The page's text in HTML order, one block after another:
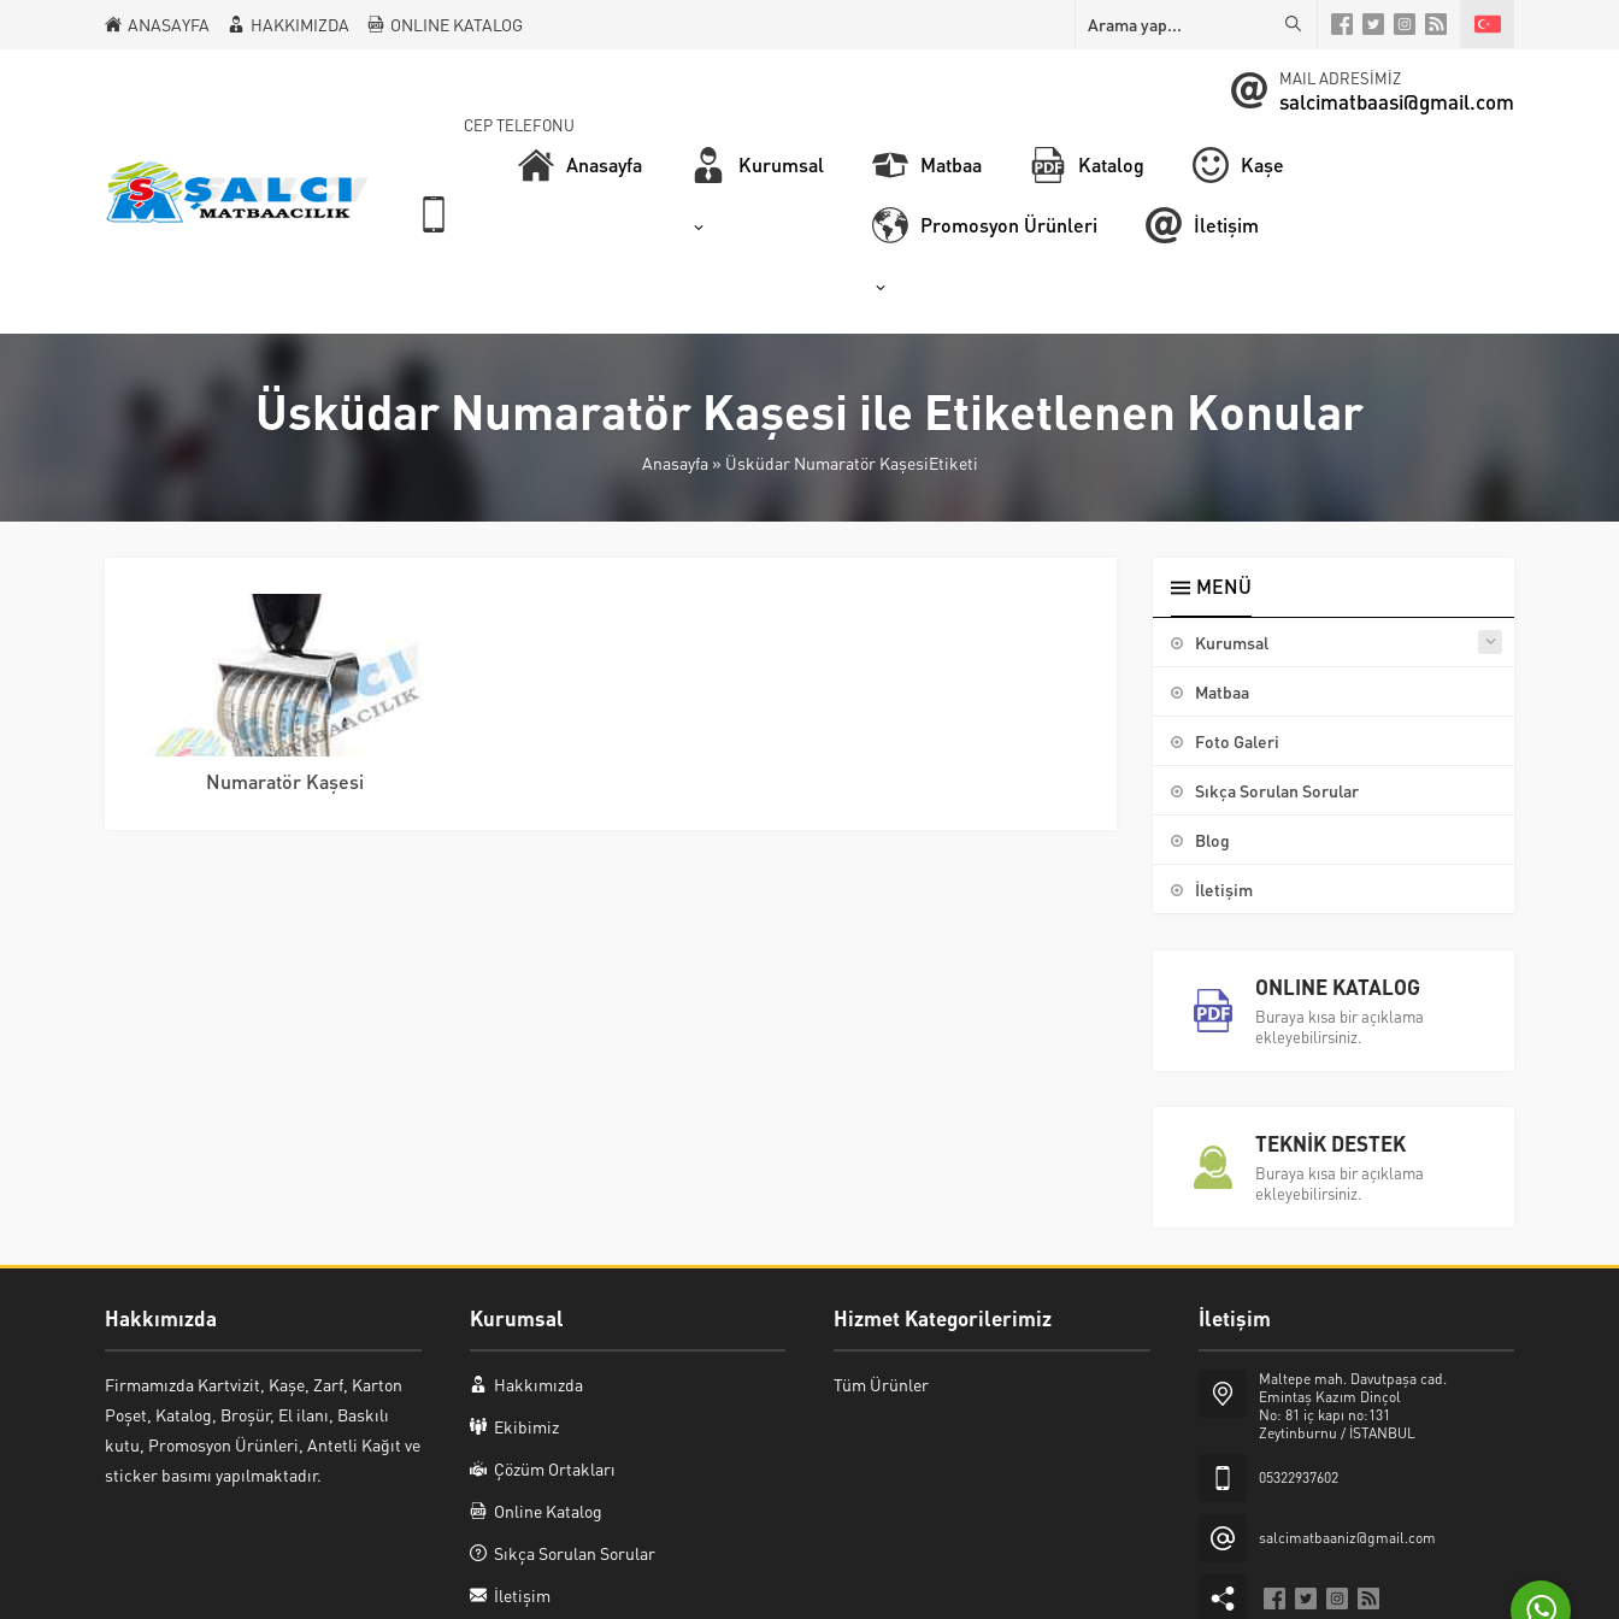
ANASAYFA HAKKIMIZDA ONLINE KATALOG
MAIL ADRESİMİZ
salcimatbaasi@gmail.com
CEP TELEFONU
Anasayfa Kurumsal Matbaa Katalog Kaşe
Promosyon Ürünleri İletişim
Üsküdar Numaratör Kaşesi ile Etiketlenen Konular
Anasayfa» Üsküdar Numaratör KaşesiEtiketi
Numaratör Kaşesi
MENÜ
Kurumsal
Matbaa
Foto Galeri
Sıkça Sorulan Sorular
Blog
İletişim
ONLINE KATALOG
Buraya kısa bir açıklama
ekleyebilirsiniz.
TEKNİK DESTEK
Buraya kısa bir açıklama
ekleyebilirsiniz.
Hakkımızda
Firmamızda Kartvizit, Kaşe, Zarf, Karton
Poşet, Katalog, Broşür, El ilanı, Baskılı
kutu, Promosyon Ürünleri, Antetli Kağıt ve
sticker basımı yapılmaktadır.
Kurumsal
Hakkımızda
Ekibimiz
Çözüm Ortakları
Online Katalog
Sıkça Sorulan Sorular
İletişim
Hizmet Kategorilerimiz
Tüm Ürünler
İletişim
Maltepe mah. Davutpaşa cad.
Emintaş Kazım Dinçol
No: 81 iç kapı no:131
Zeytinburnu / İSTANBUL
05322937602
salcimatbaaniz@gmail.com